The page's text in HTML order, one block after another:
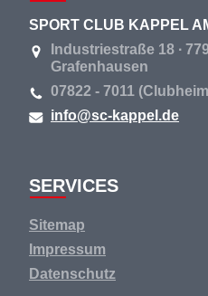
SPORT CLUB KAPPEL
Industriestraße 18 ∙
Grafenhausen
07822 - 7011
info@sc-kappel.de
SERVICES
Navigation
überspringen
Sitemap
Impressum
Datenschutz